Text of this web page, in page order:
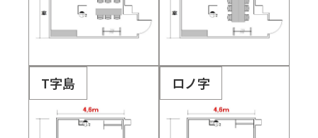
T字島 ロノ字